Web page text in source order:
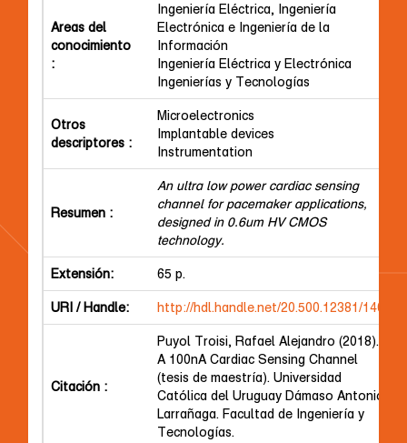
Areas del
conocimiento
:
Ingeniería Eléctrica, Ingeniería
Electrónica e Ingeniería de la
Información
Ingeniería Eléctrica y Electrónica
Ingenierías y Tecnologías
Otros
descriptores :
Microelectronics
Implantable devices
Instrumentation
Resumen :
An ultra low power cardiac sensing
channel for pacemaker applications,
designed in 0.6um HV CMOS
technology.
Extensión: 65 p.
URI / Handle: http://hdl.handle.net/20.500.12381/140
Citación :
Puyol Troisi, Rafael Alejandro (2018).
A 100nA Cardiac Sensing Channel
(tesis de maestría). Universidad
Católica del Uruguay Dámaso Antonio
Larrañaga. Facultad de Ingeniería y
Tecnologías.